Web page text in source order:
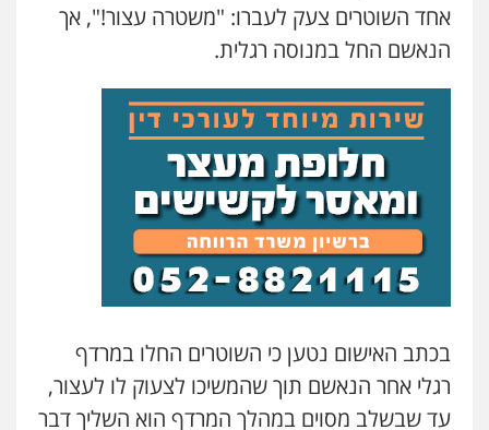
0548009246
עו"ד אלון ארז
פלילי צבאי סמים אלימות במשפחה
לבן
0507368203
עו"ד לימור רוט חזן
פלילי מעצרים צווארון לבן
0523407232
פלילי פשיעה חמורה מעצרים וחקירות
תעבורה
0549535659
אחד השוטרים צעק לעברו: "משטרה עצור!", אך
הנאשם החל במנוסה רגלית.
בכתב האישום נטען כי השוטרים החלו במרדף
רגלי אחר הנאשם תוך שהמשיכו לצעוק לו לעצור,
עד שבשלב מסוים במהלך המרדף הוא השליך דבר